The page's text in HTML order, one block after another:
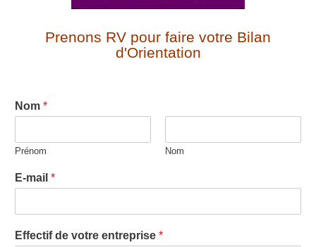
Prenons RV pour faire votre Bilan
d'Orientation
Nom *
Prénom Nom
E-mail *
Effectif de votre entreprise *